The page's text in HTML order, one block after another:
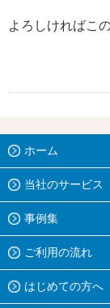
よろしければこ
ホーム
当社のサービス
事例集
ご利用の流れ
はじめての方へ